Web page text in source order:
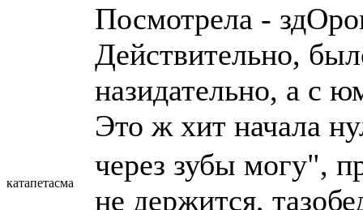
катапетасма
Посмотрела -
Действительно,
назидательно, а с
Это ж хит начала
через зубы могу",
не держится,